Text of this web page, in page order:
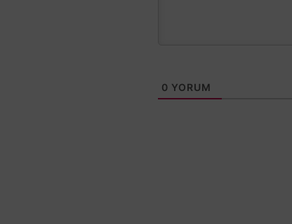
0 YORUM